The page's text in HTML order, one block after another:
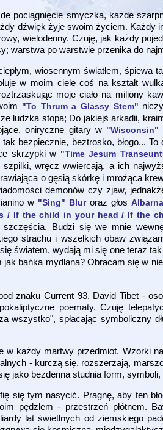
pociągnięcie smyczka, każde
dźwięk żyje swoim życiem. Każdy
wielodenny. Czuję, jak każdy
warstwa po warstwie przenika do
wiosennym światłem, śpiewa
w moim ciele coś na kształt
moje ciało na miliony
"To Thrum a Glassy Stem"
ludzka stopa; Do jakiejś arkadii,
oniryczne gitary w "Wisconsin"
bezpiecznie, beztrosko, błogo...
skrzypki w "Time Jesum
wręcz wwiercają, a ich
o gęsią skórkę i mrożąca
demonów czy zjaw,
w "Sing" Bluroraz głos Albarna
/ If the child in your head / If the
Budzi się we mnie
strachu i wszelkich obaw
światem, wydają mi się one teraz tak
bańka mydlana? Obracam się w
znaku Current 93. David Tibet -
poematy. Czuję
wszystko", spłacając symboliczny
każdy martwy przedmiot. Wzorki
- kurczą się, rozszerzają,
jako bezdenna studnia form, symboli,
się tym nasycić. Pragnę, aby ten
pędzlem - przestrzeń płótnem.
lat świetlnych od ziemskiego